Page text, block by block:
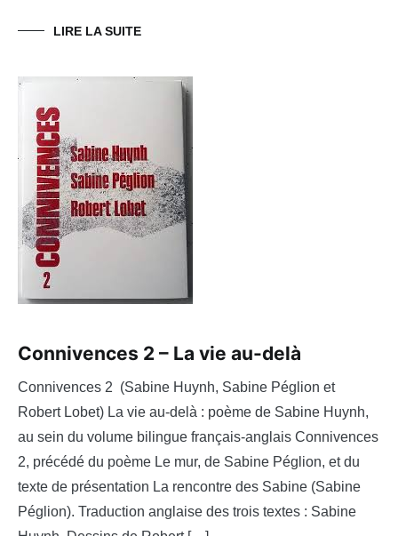
LIRE LA SUITE
Connivences 2 – La vie au-delà
Connivences 2 (Sabine Huynh, Sabine Péglion et
Robert Lobet) La vie au-delà : poème de Sabine Huynh,
au sein du volume bilingue français-anglais Connivences
2, précédé du poème Le mur, de Sabine Péglion, et du
texte de présentation La rencontre des Sabine (Sabine
Péglion). Traduction anglaise des trois textes : Sabine